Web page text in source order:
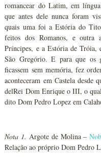
romancear do Latim, em
que antes dele nunca foram
quais uma foi a Estória do
feitos dos Romanos, e outra
Príncipes, e a Estória de Tróia,
São Gregório. E para que os
ficassem sem memória, fez
aconteceram em Castela
delRei Dom Enrique o III, o
dito Dom Pedro Lopez em
Nota 1. Argote de Molina –
Relação ao próprio Dom Pedro